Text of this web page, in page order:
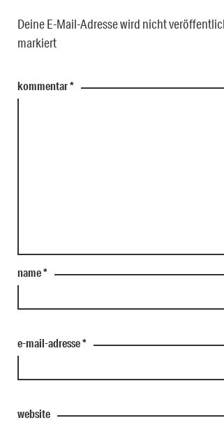
Deine E-Mail-Adresse wird nicht
markiert
kommentar*
name*
e-mail-adresse*
website